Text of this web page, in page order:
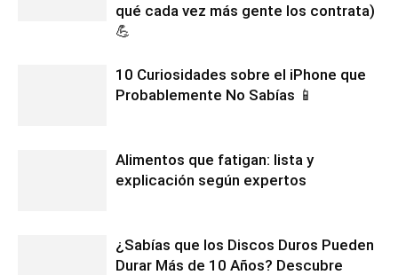
qué cada vez más gente los contrata)
💪
10 Curiosidades sobre el iPhone que
Probablemente No Sabías 📱
Alimentos que fatigan: lista y
explicación según expertos
¿Sabías que los Discos Duros Pueden
Durar Más de 10 Años? Descubre